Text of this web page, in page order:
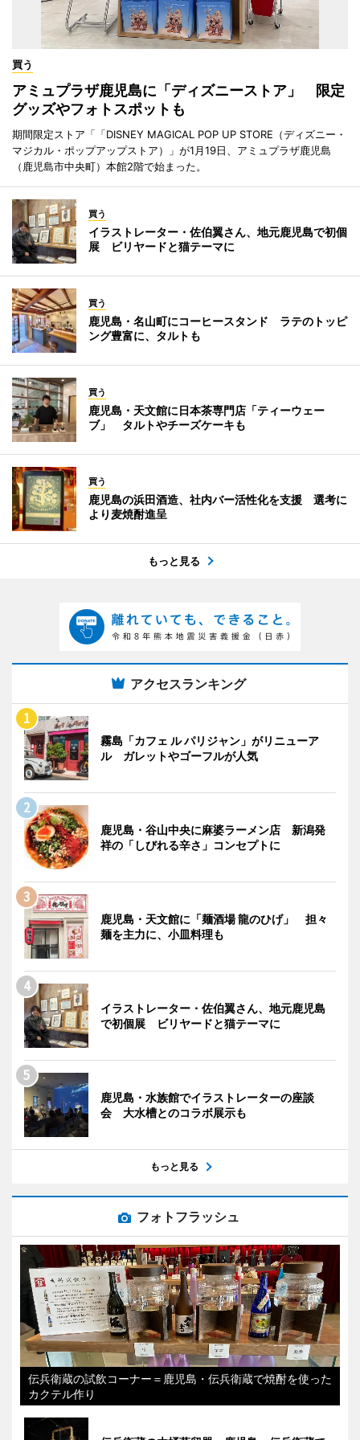
買う
アミュプラザ鹿児島に「ディズニーストア」 限定
グッズやフォトスポットも
期間限定ストア「「DISNEY MAGICAL POP UP STORE（ディズニー・
マジカル・ポップアップストア）」が1月19日、アミュプラザ鹿児島
（鹿児島市中央町）本館2階で始まった。
買う
イラストレーター・佐伯翼さん、地元鹿児島で初個
展 ビリヤードと猫テーマに
買う
鹿児島・名山町にコーヒースタンド ラテのトッピ
ング豊富に、タルトも
買う
鹿児島・天文館に日本茶専門店「ティーウェー
ブ」 タルトやチーズケーキも
買う
鹿児島の浜田酒造、社内バー活性化を支援 選考に
より麦焼酎進呈
もっと見る
アクセスランキング
霧島「カフェ ル パリジャン」がリニューア
ル ガレットやゴーフルが人気
鹿児島・谷山中央に麻婆ラーメン店 新潟発
祥の「しびれる辛さ」コンセプトに
鹿児島・天文館に「麺酒場 龍のひげ」 担々
麺を主力に、小皿料理も
イラストレーター・佐伯翼さん、地元鹿児島
で初個展 ビリヤードと猫テーマに
鹿児島・水族館でイラストレーターの座談
会 大水槽とのコラボ展示も
もっと見る
フォトフラッシュ
伝兵衛蔵の試飲コーナー＝鹿児島・伝兵衛蔵で焼酎を使った
カクテル作り